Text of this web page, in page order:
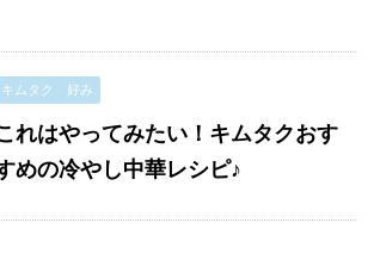
キムタク 好み
れはやってみたい！キムタクおす
めの冷やし中華レシピ♪